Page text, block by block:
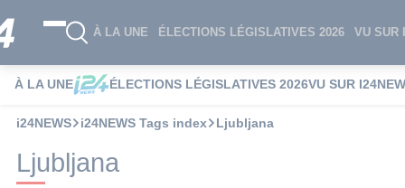
À LA UNE ÉLECTIONS LÉGISLATIVES 2026 VU SUR
À LA UNE ÉLECTIONS LÉGISLATIVES 2026VU SUR
i24NEWS i24NEWS Tags index Ljubljana
Ljubljana